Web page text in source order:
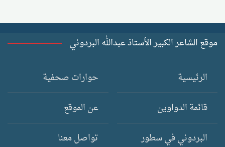
موقع الشاعر الكبير الأستاذ عبدالله البردوني
الرئيسية
قائمة الدواوين
البردوني في سطور
حوارات صحفية
عن الموقع
تواصل معنا